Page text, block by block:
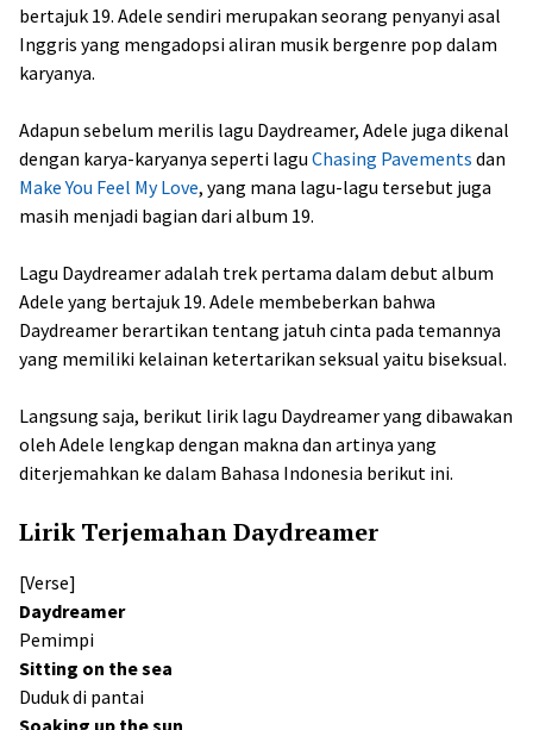
bertajuk 19. Adele sendiri merupakan seorang penyanyi asal
Inggris yang mengadopsi aliran musik bergenre pop dalam
karyanya.
Adapun sebelum merilis lagu Daydreamer, Adele juga dikenal
dengan karya-karyanya seperti lagu Chasing Pavements dan
Make You Feel My Love, yang mana lagu-lagu tersebut juga
masih menjadi bagian dari album 19.
Lagu Daydreamer adalah trek pertama dalam debut album
Adele yang bertajuk 19. Adele membeberkan bahwa
Daydreamer berartikan tentang jatuh cinta pada temannya
yang memiliki kelainan ketertarikan seksual yaitu biseksual.
Langsung saja, berikut lirik lagu Daydreamer yang dibawakan
oleh Adele lengkap dengan makna dan artinya yang
diterjemahkan ke dalam Bahasa Indonesia berikut ini.
Lirik Terjemahan Daydreamer
[Verse]
Daydreamer
Pemimpi
Sitting on the sea
Duduk di pantai
Soaking up the sun